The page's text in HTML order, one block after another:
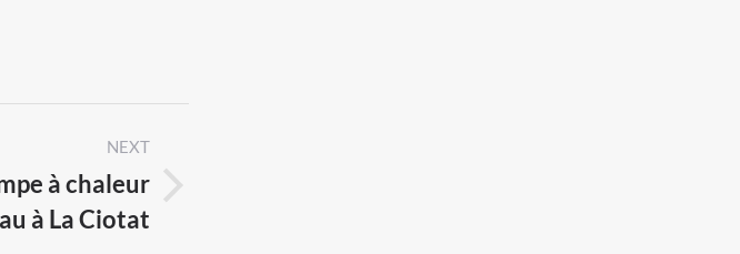
NEXT
à chaleur
à La Ciotat